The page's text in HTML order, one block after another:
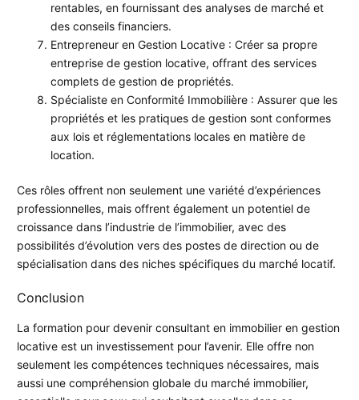
rentables, en fournissant des analyses de marché et
des conseils financiers.
Entrepreneur en Gestion Locative : Créer sa propre
entreprise de gestion locative, offrant des services
complets de gestion de propriétés.
Spécialiste en Conformité Immobilière : Assurer que les
propriétés et les pratiques de gestion sont conformes
aux lois et réglementations locales en matière de
location.
Ces rôles offrent non seulement une variété d’expériences
professionnelles, mais offrent également un potentiel de
croissance dans l’industrie de l’immobilier, avec des
possibilités d’évolution vers des postes de direction ou de
spécialisation dans des niches spécifiques du marché locatif.
Conclusion
La formation pour devenir consultant en immobilier en gestion
locative est un investissement pour l’avenir. Elle offre non
seulement les compétences techniques nécessaires, mais
aussi une compréhension globale du marché immobilier,